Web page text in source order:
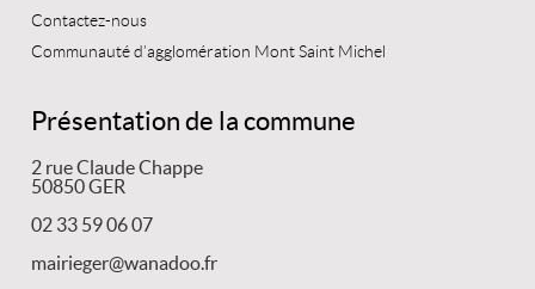
Contactez-nous
Communauté d’agglomération Mont Saint Michel
Présentation de la commune
2 rue Claude Chappe
50850 GER
02 33 59 06 07
mairieger@wanadoo.fr